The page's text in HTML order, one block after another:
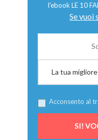
l'ebook LE 10
Se vuoi
Acconsento al